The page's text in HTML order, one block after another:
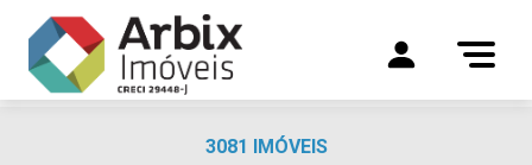
3081 IMÓVEIS